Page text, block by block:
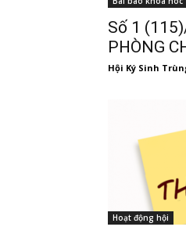
Số 1
PHÒNG
Hội Ký Sinh
Hoạt động hội